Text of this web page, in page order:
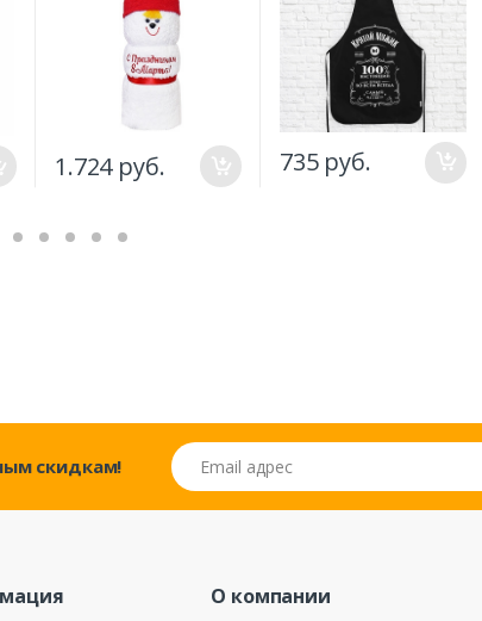
1.724 руб. 735 руб.
скидкам!
Email адрес
О компании